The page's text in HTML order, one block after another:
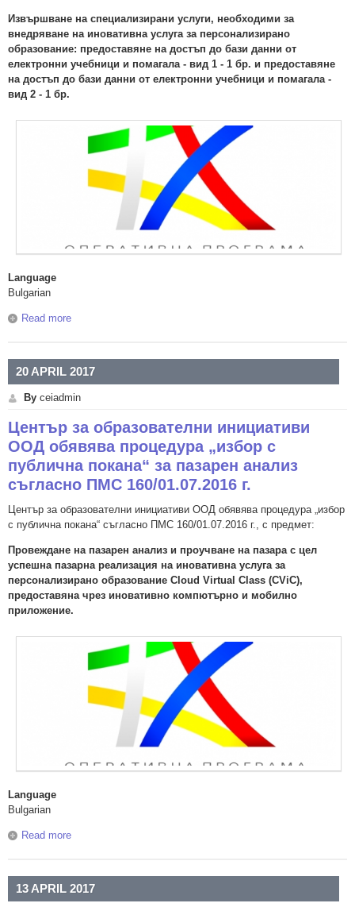
Извършване на специализирани услуги, необходими за
внедряване на иновативна услуга за персонализирано
образование: предоставяне на достъп до бази данни от
електронни учебници и помагала - вид 1 - 1 бр. и предоставяне
на достъп до бази данни от електронни учебници и помагала -
вид 2 - 1 бр.
Language
Bulgarian
Read more
20 APRIL 2017
By ceiadmin
Център за образователни инициативи
ООД обявява процедура „избор с
публична покана“ за пазарен анализ
съгласно ПМС 160/01.07.2016 г.
Център за образователни инициативи ООД обявява процедура „избор
с публична покана“ съгласно ПМС 160/01.07.2016 г., с предмет:
Провеждане на пазарен анализ и проучване на пазара с цел
успешна пазарна реализация на иновативна услуга за
персонализирано образование Cloud Virtual Class (CViC),
предоставяна чрез иновативно компютърно и мобилно
приложение.
Language
Bulgarian
Read more
13 APRIL 2017